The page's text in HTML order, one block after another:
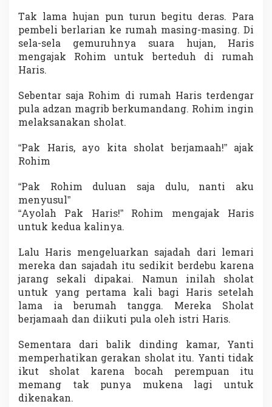
Tak lama hujan pun turun begitu deras. Para
pembeli berlarian ke rumah masing-masing. Di
sela-sela gemuruhnya suara hujan, Haris
mengajak Rohim untuk berteduh di rumah
Haris.
Sebentar saja Rohim di rumah Haris terdengar
pula adzan magrib berkumandang. Rohim ingin
melaksanakan sholat.
“Pak Haris, ayo kita sholat berjamaah!” ajak
Rohim
“Pak Rohim duluan saja dulu, nanti aku
menyusul”
“Ayolah Pak Haris!” Rohim mengajak Haris
untuk kedua kalinya.
Lalu Haris mengeluarkan sajadah dari lemari
mereka dan sajadah itu sedikit berdebu karena
jarang sekali dipakai. Namun inilah sholat
untuk yang pertama kali bagi Haris setelah
lama ia berumah tangga. Mereka Sholat
berjamaah dan diikuti pula oleh istri Haris.
Sementara dari balik dinding kamar, Yanti
memperhatikan gerakan sholat itu. Yanti tidak
ikut sholat karena bocah perempuan itu
memang tak punya mukena lagi untuk
dikenakan.